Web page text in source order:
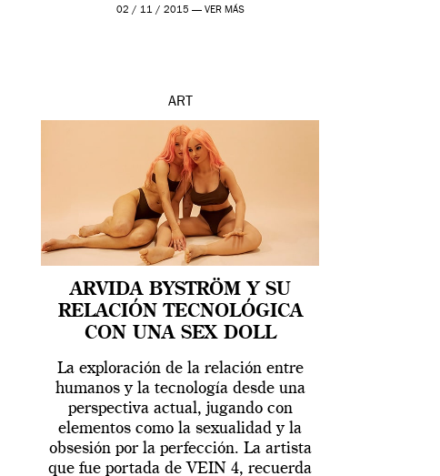
02 / 11 / 2015 — VER MÁS
ART
ARVIDA BYSTRÖM Y SU
RELACIÓN TECNOLÓGICA
CON UNA SEX DOLL
La exploración de la relación entre
humanos y la tecnología desde una
perspectiva actual, jugando con
elementos como la sexualidad y la
obsesión por la perfección. La artista
que fue portada de VEIN 4, recuerda